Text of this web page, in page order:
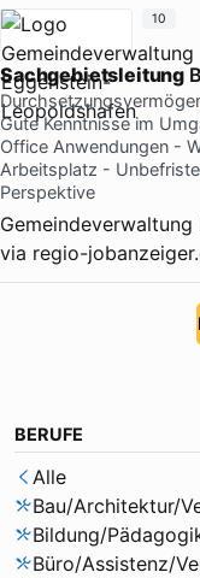
Sachgebietsleitung
Gute Kenntnisse im
Office Anwendungen -
Arbeitsplatz -
Perspektive
via regio-
10
BERUFE
Alle
Bau/Architektur/
Bildung/
Büro/Assistenz/